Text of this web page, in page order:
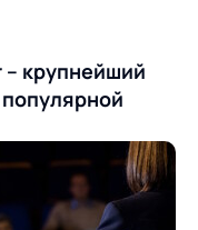
– крупнейший